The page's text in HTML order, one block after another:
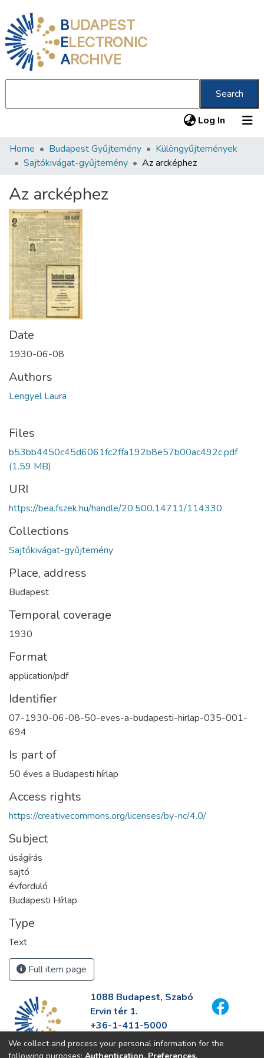
BUDAPEST
ELECTRONIC
ARCHIVE
Search
Log In (current)
Communities & Collections
Statistics
About us
Home Budapest Gyűjtemény
Különgyűjtemények
Sajtókivágat-gyűjtemény
Az arcképhez
Az arcképhez
Date
1930-06-08
Authors
Lengyel Laura
Files
b53bb4450c45d6061fc2ffa192b8e57b00ac492c.pdf
(1.59 MB)
URI
https://bea.fszek.hu/handle/20.500.14711/114330
Collections
Sajtókivágat-gyűjtemény
Place, address
Budapest
Temporal coverage
1930
Format
application/pdf
Identifier
07-1930-06-08-50-eves-a-budapesti-hirlap-035-001-
694
Is part of
50 éves a Budapesti hírlap
Access rights
https://creativecommons.org/licenses/by-nc/4.0/
Subject
úságírás
sajtó
évforduló
Budapesti Hírlap
Type
Text
Full item page
1088 Budapest, Szabó
Ervin tér 1.
+36-1-411-5000
info@fszek.hu
https://fszek.hu
We collect and process your personal information for the